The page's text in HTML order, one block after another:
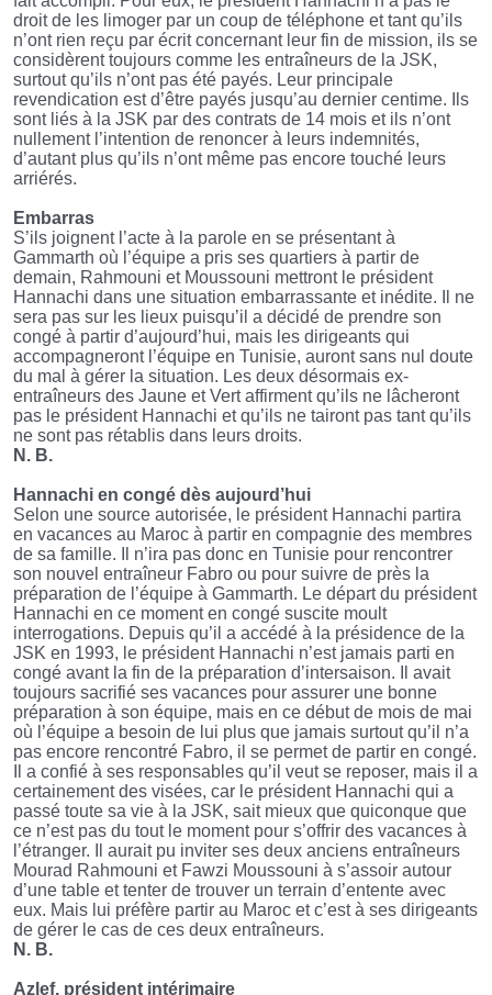
droit de les limoger par un coup de téléphone et tant qu’ils
n’ont rien reçu par écrit concernant leur fin de mission, ils se
considèrent toujours comme les entraîneurs de la JSK,
surtout qu’ils n’ont pas été payés. Leur principale
revendication est d’être payés jusqu’au dernier centime. Ils
sont liés à la JSK par des contrats de 14 mois et ils n’ont
nullement l’intention de renoncer à leurs indemnités,
d’autant plus qu’ils n’ont même pas encore touché leurs
arriérés.
Embarras
S’ils joignent l’acte à la parole en se présentant à
Gammarth où l’équipe a pris ses quartiers à partir de
demain, Rahmouni et Moussouni mettront le président
Hannachi dans une situation embarrassante et inédite. Il ne
sera pas sur les lieux puisqu’il a décidé de prendre son
congé à partir d’aujourd’hui, mais les dirigeants qui
accompagneront l’équipe en Tunisie, auront sans nul doute
du mal à gérer la situation. Les deux désormais ex-
entraîneurs des Jaune et Vert affirment qu’ils ne lâcheront
pas le président Hannachi et qu’ils ne tairont pas tant qu’ils
ne sont pas rétablis dans leurs droits.
N. B.
Hannachi en congé dès aujourd’hui
Selon une source autorisée, le président Hannachi partira
en vacances au Maroc à partir en compagnie des membres
de sa famille. Il n’ira pas donc en Tunisie pour rencontrer
son nouvel entraîneur Fabro ou pour suivre de près la
préparation de l’équipe à Gammarth. Le départ du président
Hannachi en ce moment en congé suscite moult
interrogations. Depuis qu’il a accédé à la présidence de la
JSK en 1993, le président Hannachi n’est jamais parti en
congé avant la fin de la préparation d’intersaison. Il avait
toujours sacrifié ses vacances pour assurer une bonne
préparation à son équipe, mais en ce début de mois de mai
où l’équipe a besoin de lui plus que jamais surtout qu’il n’a
pas encore rencontré Fabro, il se permet de partir en congé.
Il a confié à ses responsables qu’il veut se reposer, mais il a
certainement des visées, car le président Hannachi qui a
passé toute sa vie à la JSK, sait mieux que quiconque que
ce n’est pas du tout le moment pour s’offrir des vacances à
l’étranger. Il aurait pu inviter ses deux anciens entraîneurs
Mourad Rahmouni et Fawzi Moussouni à s’assoir autour
d’une table et tenter de trouver un terrain d’entente avec
eux. Mais lui préfère partir au Maroc et c’est à ses dirigeants
de gérer le cas de ces deux entraîneurs.
N. B.
Azlef, président intérimaire